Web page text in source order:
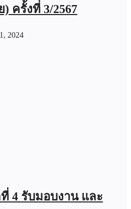
ครั้งที่ 3/2567
2024
4 รับมอบงาน และ